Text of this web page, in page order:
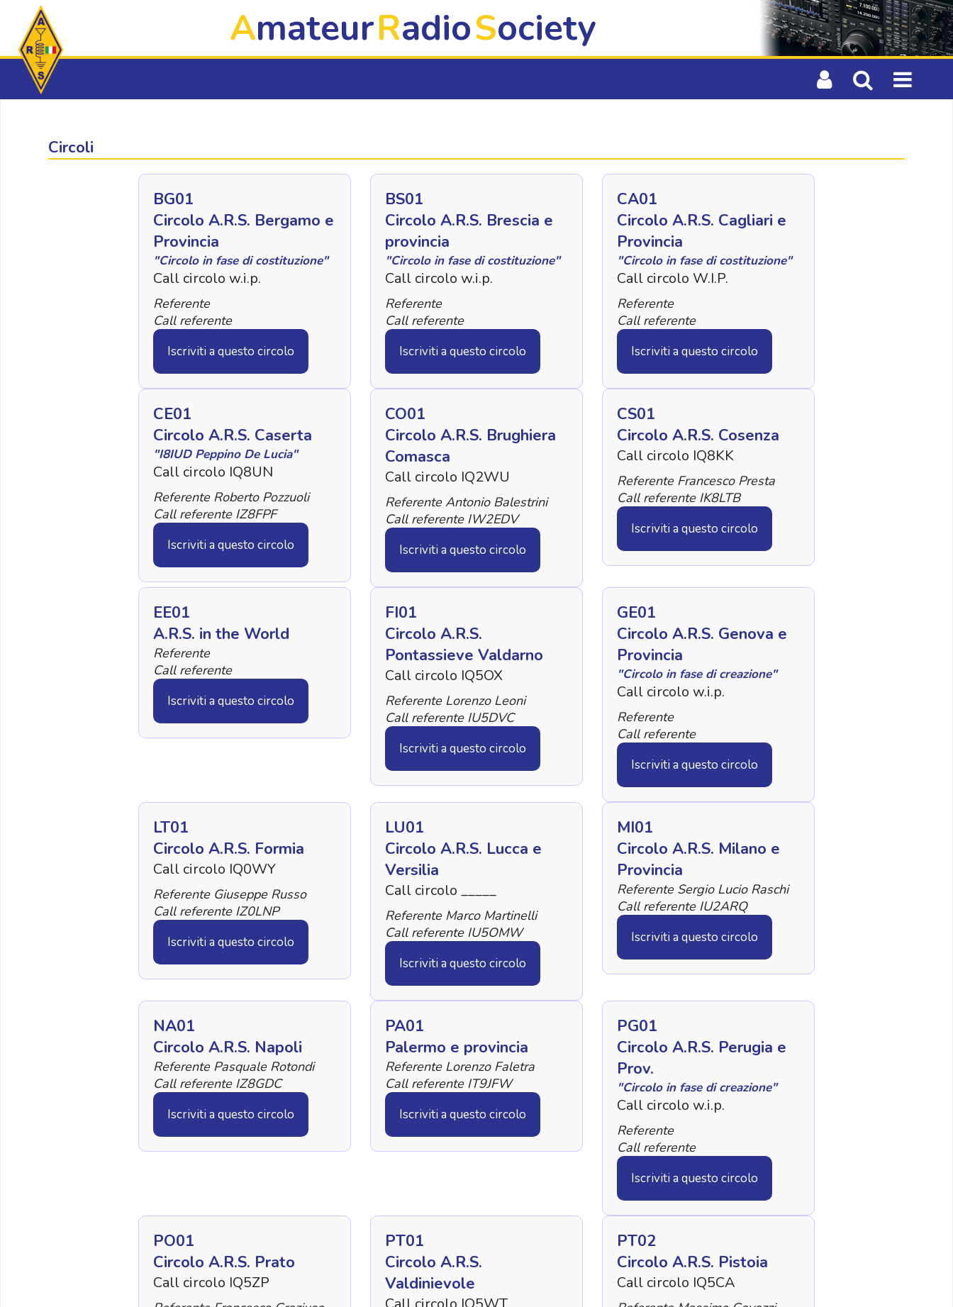
[id_circolo] ,[circolo] ,[circolo_sigla] ,[circolo_call] ,[id_referente] FROM [ARSDB].[dbo].[circoli]
AmateurRadioSociety
Circoli
BG01
Circolo A.R.S. Bergamo e
Provincia
"Circolo in fase di costituzione"
Call circolo w.i.p.
Referente
Call referente
Iscriviti a questo circolo
BS01
Circolo A.R.S. Brescia e
provincia
"Circolo in fase di costituzione"
Call circolo w.i.p.
Referente
Call referente
Iscriviti a questo circolo
CA01
Circolo A.R.S. Cagliari e
Provincia
"Circolo in fase di costituzione"
Call circolo W.I.P.
Referente
Call referente
Iscriviti a questo circolo
CE01
Circolo A.R.S. Caserta
"I8IUD Peppino De Lucia"
Call circolo IQ8UN
Referente Roberto Pozzuoli
Call referente IZ8FPF
Iscriviti a questo circolo
CO01
Circolo A.R.S. Brughiera
Comasca
Call circolo IQ2WU
Referente Antonio Balestrini
Call referente IW2EDV
Iscriviti a questo circolo
CS01
Circolo A.R.S. Cosenza
Call circolo IQ8KK
Referente Francesco Presta
Call referente IK8LTB
Iscriviti a questo circolo
EE01
A.R.S. in the World
Referente
Call referente
Iscriviti a questo circolo
FI01
Circolo A.R.S.
Pontassieve Valdarno
Call circolo IQ5OX
Referente Lorenzo Leoni
Call referente IU5DVC
Iscriviti a questo circolo
GE01
Circolo A.R.S. Genova e
Provincia
"Circolo in fase di creazione"
Call circolo w.i.p.
Referente
Call referente
Iscriviti a questo circolo
LT01
Circolo A.R.S. Formia
Call circolo IQ0WY
Referente Giuseppe Russo
Call referente IZ0LNP
Iscriviti a questo circolo
LU01
Circolo A.R.S. Lucca e
Versilia
Call circolo _____
Referente Marco Martinelli
Call referente IU5OMW
Iscriviti a questo circolo
MI01
Circolo A.R.S. Milano e
Provincia
Referente Sergio Lucio Raschi
Call referente IU2ARQ
Iscriviti a questo circolo
NA01
Circolo A.R.S. Napoli
Referente Pasquale Rotondi
Call referente IZ8GDC
Iscriviti a questo circolo
PA01
Palermo e provincia
Referente Lorenzo Faletra
Call referente IT9JFW
Iscriviti a questo circolo
PG01
Circolo A.R.S. Perugia e
Prov.
"Circolo in fase di creazione"
Call circolo w.i.p.
Referente
Call referente
Iscriviti a questo circolo
PO01
Circolo A.R.S. Prato
Call circolo IQ5ZP
PT01
Circolo A.R.S.
Valdinievole
PT02
Circolo A.R.S. Pistoia
Call circolo IQ5CA